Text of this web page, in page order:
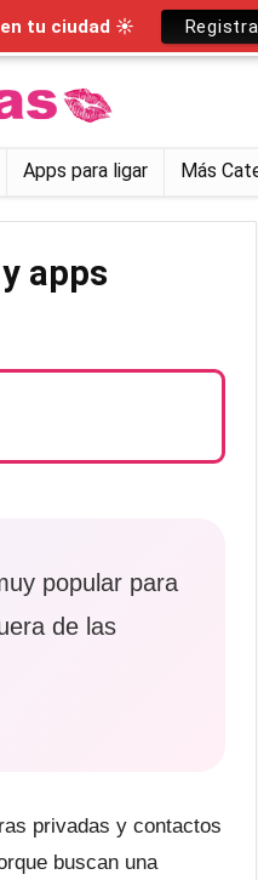
Apps para ligar Más
apps
popular para
de las
privadas y contactos
buscan una
tu ciudad ☀